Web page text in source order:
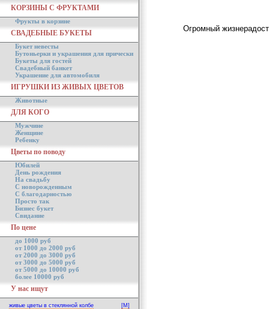
КОРЗИНЫ С ФРУКТАМИ
Фрукты в корзине
СВАДЕБНЫЕ БУКЕТЫ
Букет невесты
Бутоньерки и украшения для прически
Букеты для гостей
Свадебный банкет
Украшение для автомобиля
ИГРУШКИ ИЗ ЖИВЫХ ЦВЕТОВ
Животные
ДЛЯ КОГО
Мужчине
Женщине
Ребенку
Цветы по поводу
Юбилей
День рождения
На свадьбу
С новорожденным
С благодарностью
Просто так
Бизнес букет
Свидание
По цене
до 1000 руб
от 1000 до 2000 руб
от 2000 до 3000 руб
от 3000 до 5000 руб
от 5000 до 10000 руб
более 10000 руб
У нас ищут
живые цветы в стеклянной колбе
[M]
Огромный